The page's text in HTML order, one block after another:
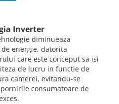
Inverter
diminueaza
energie, datorita
care este conceput sa isi
de lucru in functie de
camerei, evitandu-se
consumatoare de